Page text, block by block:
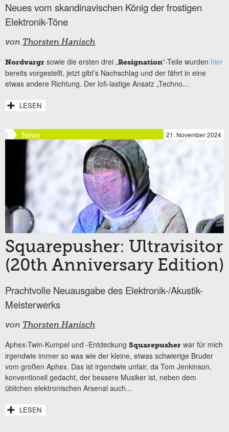
Neues vom skandinavischen König der frostigen
Elektronik-Töne
von Thorsten Hanisch
Nordvargr sowie die ersten drei „Resignation“-Teile wurden hier
bereits vorgestellt, jetzt gibt’s Nachschlag und der fährt in eine
etwas andere Richtung. Der lofi-lastige Ansatz „Techno...
LESEN
News 21. November 2024
Squarepusher: Ultravisitor
(20th Anniversary Edition)
Prachtvolle Neuausgabe des Elektronik-/Akustik-
Meisterwerks
von Thorsten Hanisch
Aphex-Twin-Kumpel und -Entdeckung Squarepusher war für mich
irgendwie immer so was wie der kleine, etwas schwierige Bruder
vom großen Aphex. Das ist irgendwie unfair, da Tom Jenkinson,
konventionell gedacht, der bessere Musiker ist, neben dem
üblichen elektronischen Arsenal auch...
LESEN